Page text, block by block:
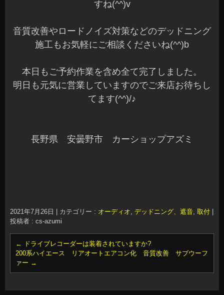
すね(^^)v
音質改善やロードノイズ対策などのデッドニング
施工もお気軽にご相談くださいね(^^)b
本日もご予約作業を含め全て完了しました。
明日も元気に営業していますのでご来店お待ちし
てます(^^)/♪
長野県 安曇野市 カーショップアズミ
2021年7月26日 カテゴリー : オーディオ, デッドニング、遮音, 取付
投稿者 : cs-azumi
←
ドライブレコーダーは装着されていますか?
200系ハイエース リアオートエアコン化 音質改善 サブウーフ
ァー →